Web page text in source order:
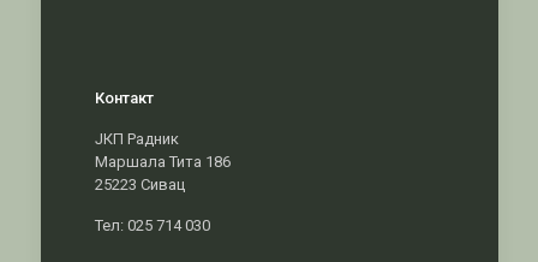
Контакт
ЈКП Радник
Маршала Тита 186
25223 Сивац
Тел: 025 714 030